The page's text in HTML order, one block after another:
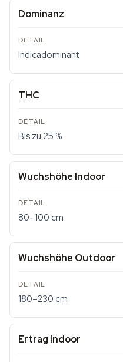
Dominanz
Indicadominant
THC
Bis zu 25 %
Wuchshöhe Indoor
80–100 cm
Wuchshöhe Outdoor
180–230 cm
Ertrag Indoor